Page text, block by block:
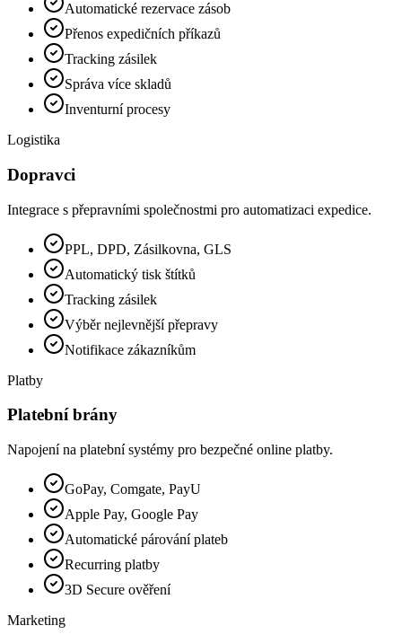
Automatické rezervace zásob
Přenos expedičních příkazů
Tracking zásilek
Správa více skladů
Inventurní procesy
Logistika
Dopravci
Integrace s přepravními společnostmi pro automatizaci expedice.
PPL, DPD, Zásilkovna, GLS
Automatický tisk štítků
Tracking zásilek
Výběr nejlevnější přepravy
Notifikace zákazníkům
Platby
Platební brány
Napojení na platební systémy pro bezpečné online platby.
GoPay, Comgate, PayU
Apple Pay, Google Pay
Automatické párování plateb
Recurring platby
3D Secure ověření
Marketing